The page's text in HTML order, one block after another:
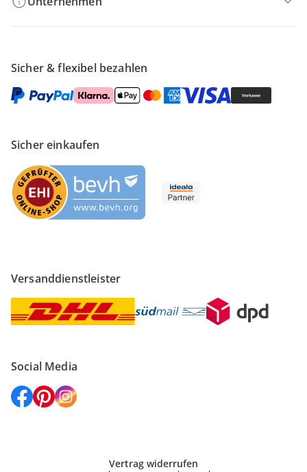
Sicher & flexibel bezahlen
Sicher einkaufen
Versanddienstleister
Social Media
Vertrag widerrufen